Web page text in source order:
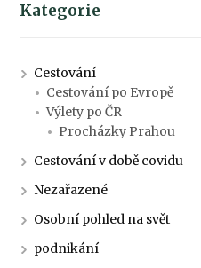
Kategorie
Cestování
Cestování po Evropě
Výlety po ČR
Procházky Prahou
Cestování v době covidu
Nezařazené
Osobní pohled na svět
podnikání